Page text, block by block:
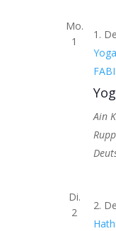
Mo.
1
1.
FABI
Ain
Di.
2
2.